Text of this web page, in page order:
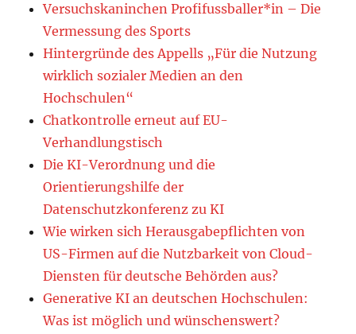
Versuchskaninchen Profifussballer*in – Die
Vermessung des Sports
Hintergründe des Appells „Für die Nutzung
wirklich sozialer Medien an den
Hochschulen“
Chatkontrolle erneut auf EU-
Verhandlungstisch
Die KI-Verordnung und die
Orientierungshilfe der
Datenschutzkonferenz zu KI
Wie wirken sich Herausgabepflichten von
US-Firmen auf die Nutzbarkeit von Cloud-
Diensten für deutsche Behörden aus?
Generative KI an deutschen Hochschulen:
Was ist möglich und wünschenswert?